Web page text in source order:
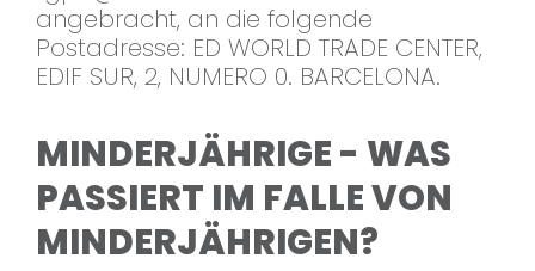
angebracht, an die folgende
Postadresse: ED WORLD TRADE CENTER,
EDIF SUR, 2, NUMERO 0. BARCELONA.
MINDERJÄHRIGE - WAS
PASSIERT IM FALLE VON
MINDERJÄHRIGEN?